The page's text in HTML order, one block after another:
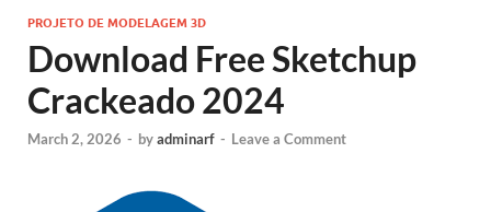
PROJETO DE MODELAGEM 3D
Download Free Sketchup
Crackeado 2024
March 2, 2026 - byadminarf - Leave a Comment